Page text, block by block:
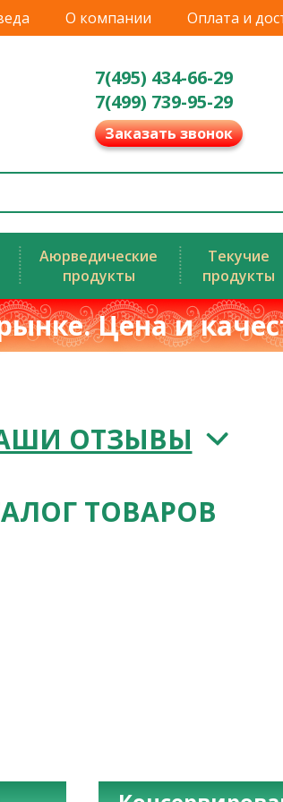
О компании Оплата и
7(495) 434-66-29
7(499) 739-95-29
Заказать звонок
Аюрведические
продукты
Текучие
продукты
Цена и
ОТЗЫВЫ
ТОВАРОВ